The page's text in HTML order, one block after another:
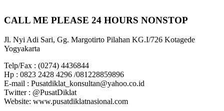
CALL ME PLEASE 24 HOURS NONSTOP
Jl. Nyi Adi Sari, Gg. Margotirto Pilahan KG.I/726 Kotagede
Yogyakarta
Telp/Fax : (0274) 4436844
Hp : 0823 2428 4296 /081228859896
E-mail : Pusatdiklat_konsultan@yahoo.co.id
Twitter : @PusatDiklat
Website: www.pusatdiklatnasional.com